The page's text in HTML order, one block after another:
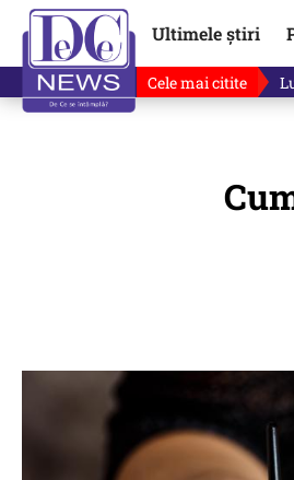
Ultimele știri
Cele mai citite